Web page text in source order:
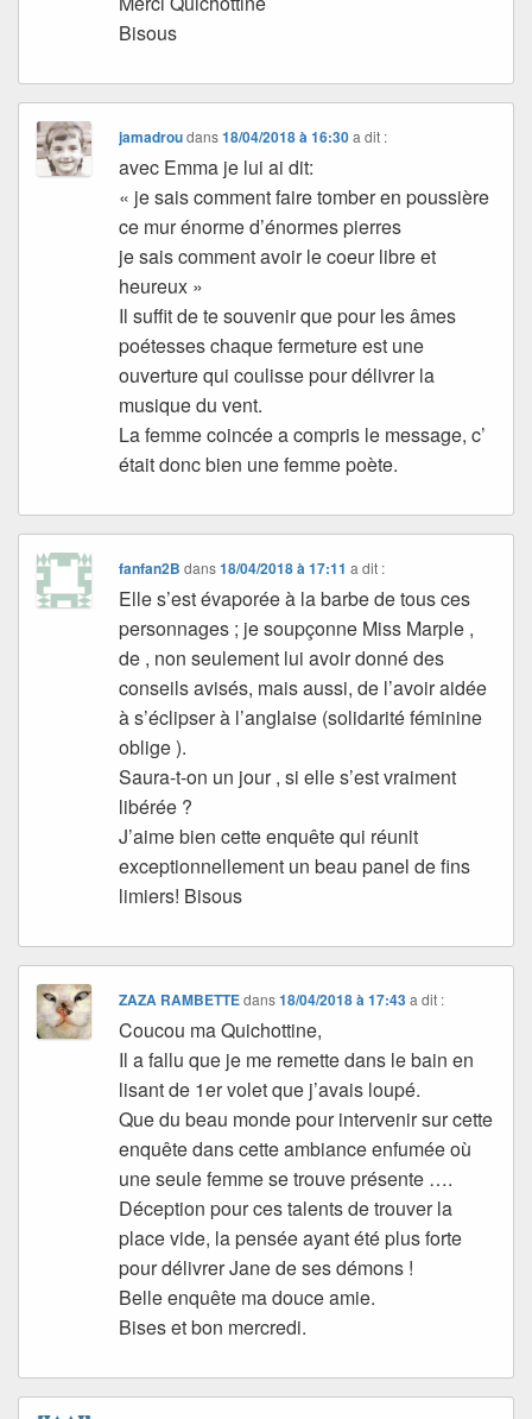
Bisous
jamadroudans18/04/2018 à 16:30 a dit :
avec Emma je lui ai dit:
« je sais comment faire tomber en poussière
ce mur énorme d’énormes pierres
je sais comment avoir le coeur libre et
heureux »
Il suffit de te souvenir que pour les âmes
poétesses chaque fermeture est une
ouverture qui coulisse pour délivrer la
musique du vent.
La femme coincée a compris le message, c’
était donc bien une femme poète.
fanfan2B dans18/04/2018 à 17:11 a dit :
Elle s’est évaporée à la barbe de tous ces
personnages ; je soupçonne Miss Marple ,
de , non seulement lui avoir donné des
conseils avisés, mais aussi, de l’avoir aidée
à s’éclipser à l’anglaise (solidarité féminine
oblige ).
Saura-t-on un jour , si elle s’est vraiment
libérée ?
J’aime bien cette enquête qui réunit
exceptionnellement un beau panel de fins
limiers! Bisous
ZAZA RAMBETTEdans18/04/2018 à 17:43 a dit :
Coucou ma Quichottine,
Il a fallu que je me remette dans le bain en
lisant de 1er volet que j’avais loupé.
Que du beau monde pour intervenir sur cette
enquête dans cette ambiance enfumée où
une seule femme se trouve présente ….
Déception pour ces talents de trouver la
place vide, la pensée ayant été plus forte
pour délivrer Jane de ses démons !
Belle enquête ma douce amie.
Bises et bon mercredi.